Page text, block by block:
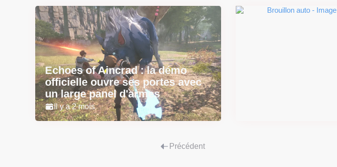
Echoes of Aincrad : la démo
officielle ouvre ses portes avec
un large panel d'armes
Il y a 2 mois
Précédent